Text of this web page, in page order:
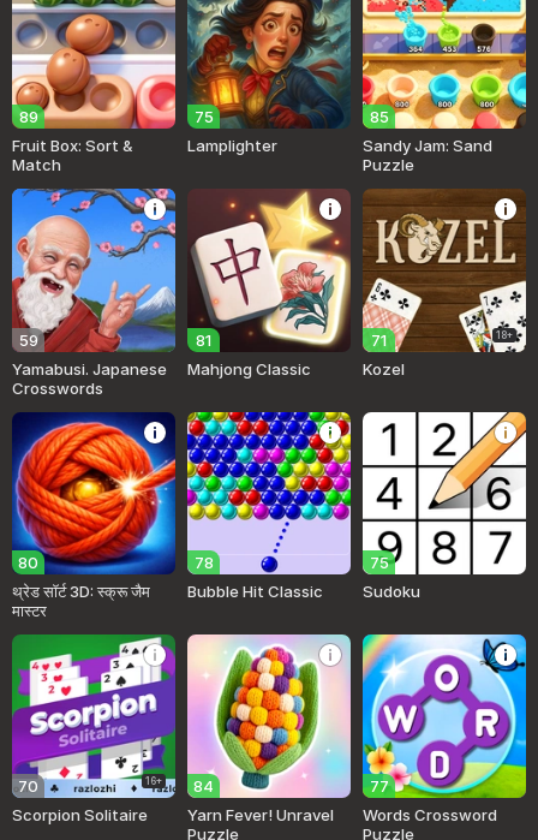
89
Fruit Box: Sort &
Match
75
Lamplighter
85
Sandy Jam: Sand
Puzzle
59
Yamabusi. Japanese
Crosswords
81
Mahjong Classic
71 18+
Kozel
80
थ्रेड सॉर्ट 3D: स्क्रू जैम
मास्टर
78
Bubble Hit Classic
75
Sudoku
70 16+
Scorpion Solitaire
84
Yarn Fever! Unravel
Puzzle
77
Words Crossword
Puzzle